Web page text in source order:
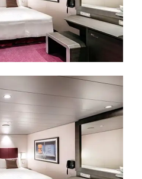
l'interno è in gran parte
come Es Pla. La costa
parte da due baie, la Badia
d'Alcúdia. Le sue bellissime
prendere il sole e praticare
vostra disposizione, recatevi a
il cioccolato di produzione
luogo a bordo del
Questi viaggi, che vi
delle scogliere, delle rocce
su di esse da un punto di vista
di forza ed energia.
tram che attraversa la
i capelli, un'esperienza